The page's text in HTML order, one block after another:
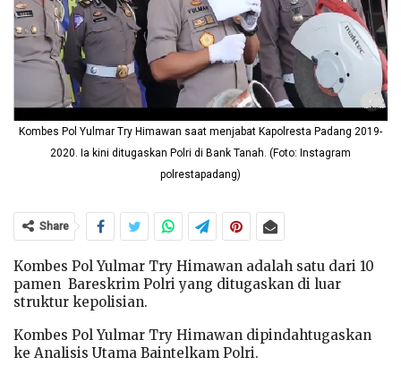
Kombes Pol Yulmar Try Himawan saat menjabat Kapolresta Padang 2019-
2020. Ia kini ditugaskan Polri di Bank Tanah. (Foto: Instagram
polrestapadang)
Share
Kombes Pol Yulmar Try Himawan adalah satu dari 10
pamen Bareskrim Polri yang ditugaskan di luar
struktur kepolisian.
Kombes Pol Yulmar Try Himawan dipindahtugaskan
ke Analisis Utama Baintelkam Polri.